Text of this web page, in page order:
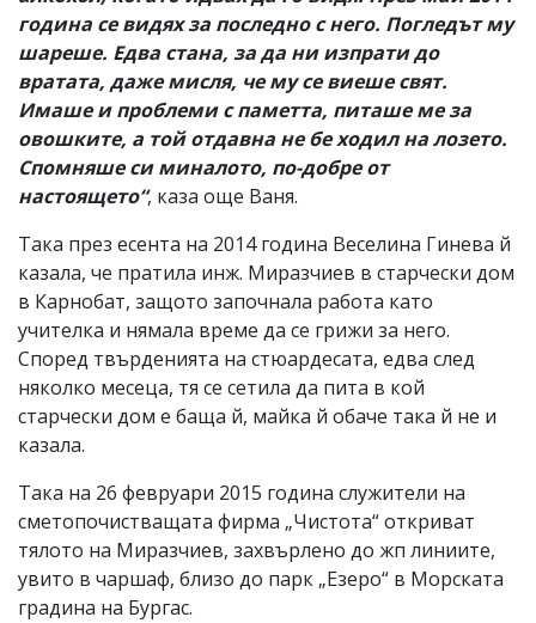
година се видях за последно с него. Погледът му
шареше. Едва стана, за да ни изпрати до
вратата, даже мисля, че му се виеше свят.
Имаше и проблеми с паметта, питаше ме за
овошките, а той отдавна не бе ходил на лозето.
Спомняше си миналото, по-добре от
настоящето“, каза още Ваня.
Така през есента на 2014 година Веселина Гинева й
казала, че пратила инж. Миразчиев в старчески дом
в Карнобат, защото започнала работа като
учителка и нямала време да се грижи за него.
Според твърденията на стюардесата, едва след
няколко месеца, тя се сетила да пита в кой
старчески дом е баща й, майка й обаче така й не и
казала.
Така на 26 февруари 2015 година служители на
сметопочистващата фирма „Чистота“ откриват
тялото на Миразчиев, захвърлено до жп линиите,
увито в чаршаф, близо до парк „Езеро“ в Морската
градина на Бургас.